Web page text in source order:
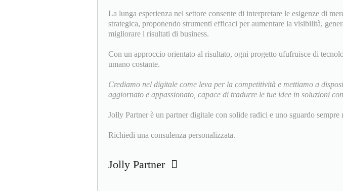
La lunga esperienza nel settore consente di interpretare le esigenze di
strategica, proponendo strumenti efficaci per aumentare la visibilità,
migliorare i risultati di business.
Con un approccio orientato al risultato, ogni progetto ufufruisce di
umano costante.
Crediamo nel digitale come leva per la competitività e mettiamo a
aggiornato e appassionato, capace di tradurre le tue idee in soluzioni
Jolly Partner è un partner digitale con solide radici e uno sguardo
Richiedi una consulenza personalizzata.
Jolly Partner